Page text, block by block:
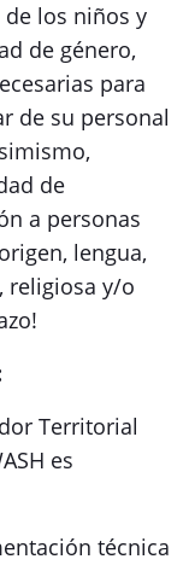
los niños y
de género,
para
de su personal
de
a personas
lengua,
religiosa y/o
Territorial
es
técnica